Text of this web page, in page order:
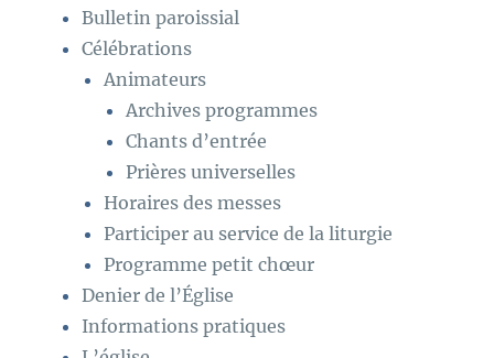
Bulletin paroissial
Célébrations
Animateurs
Archives programmes
Chants d’entrée
Prières universelles
Horaires des messes
Participer au service de la liturgie
Programme petit chœur
Denier de l’Église
Informations pratiques